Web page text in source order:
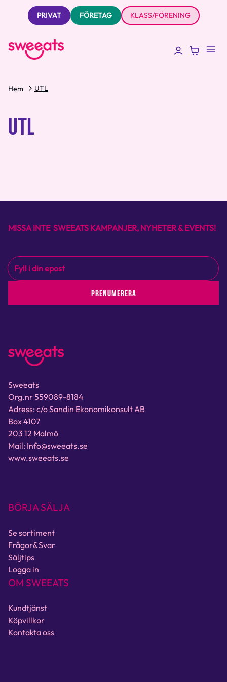
PRIVAT FÖRETAG KLASS/FÖRENING
Hem UTL
UTL
MISSA INTE SWEEATS KAMPANJER, NYHETER & EVENTS!
PRENUMERERA
Sweeats
Org.nr 559089-8184
Adress: c/o Sandin Ekonomikonsult AB
Box 4107
203 12 Malmö
Mail: Info@sweeats.se
www.sweeats.se
BÖRJA SÄLJA
Se sortiment
Frågor&Svar
Säljtips
Logga in
OM SWEEATS
Kundtjänst
Köpvillkor
Kontakta oss